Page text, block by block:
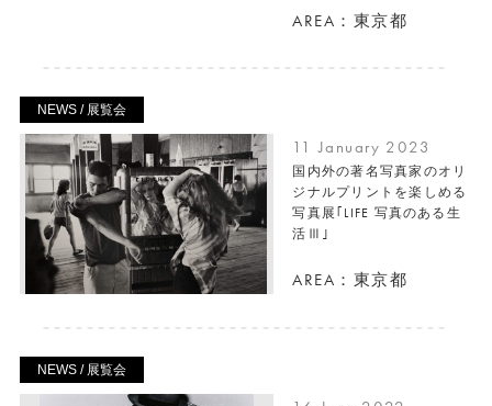
AREA：東京都
NEWS / 展覧会
11 January 2023
国内外の著名写真家のオリ
ジナルプリントを楽しめる
写真展｢LIFE 写真のある生
活Ⅲ｣
AREA：東京都
NEWS / 展覧会